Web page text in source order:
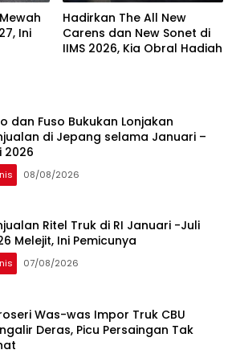
Ini
Hadirkan The All New
Carens dan New Sonet di
IIMS 2026, Kia Obral Hadiah
dan Fuso Bukukan Lonjakan
di Jepang selama Januari –
2026
08/08/2026
Ritel Truk di RI Januari -Juli
Melejit, Ini Pemicunya
07/08/2026
Was-was Impor Truk CBU
Deras, Picu Persaingan Tak